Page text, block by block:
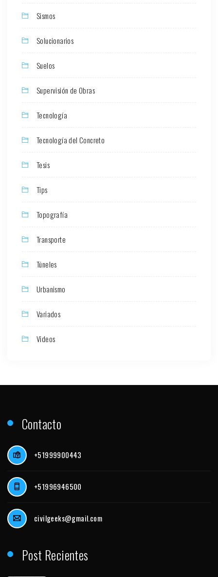
Sismos
Solucionarios
Suelos
Supervisión de Obras
Tecnología
Tecnología del Concreto
Tesis
Tips
Topografía
Transporte
Túneles
Urbanismo
Variados
Videos
Contacto
+51999900443
+51996946500
civilgeeks@gmail.com
Post Recientes